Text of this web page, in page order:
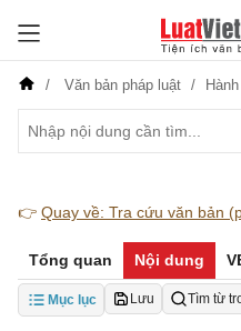
Văn bản pháp luật
👉 Quay về: Tra cứu văn bản
Tổng quan Nội dung
Mục lục Lưu Tìm từ